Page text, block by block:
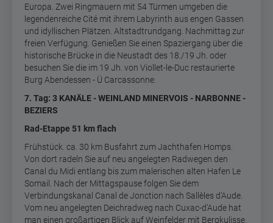
Europa. Zwei Ringmauern mit 54 Türmen umgeben die
legendenreiche Cité mit ihrem Labyrinth aus engen Gassen
und idyllischen Plätzen. Altstadtrundgang. Nachmittag zur
freien Verfügung. Genießen Sie einen Spaziergang über die
historische Brücke in die Neustadt des 18./19 Jh. oder
besuchen Sie die im 19 Jh. von Viollet-le-Duc restaurierte
Burg Abendessen - Ü Carcassonne.
7. Tag: 3 KANÄLE - WEINLAND MINERVOIS - NARBONNE -
BEZIERS
Rad-Etappe 51 km flach
Frühstück. ca. 30 km Busfahrt zum Jachthafen Homps.
Von dort radeln Sie auf neu angelegten Radwegen den
Canal du Midi entlang bis zum malerischen alten Hafen Le
Somail. Nach der Mittagspause folgen Sie dem
Verbindungskanal Canal de Jonction nach Sallèles d’Aude.
Vom neu angelegten Deichradweg nach Cuxac-d’Aude hat
man einen großartigen Blick auf Weinfelder mit Bergkulisse.